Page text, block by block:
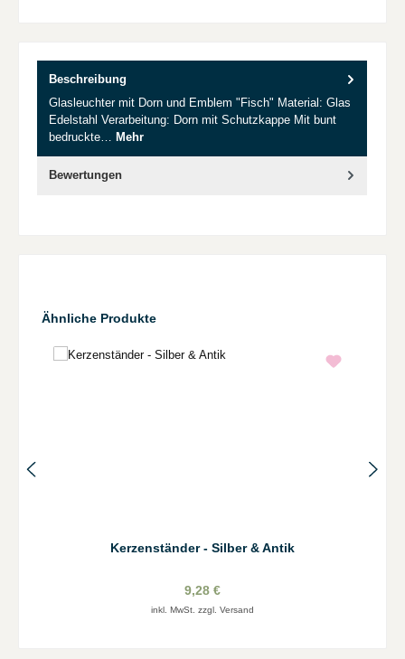
Beschreibung
Glasleuchter mit Dorn und Emblem "Fisch" Material: Glas
Edelstahl Verarbeitung: Dorn mit Schutzkappe Mit bunt
bedruckte… Mehr
Bewertungen
Produktgalerie überspringen
Ähnliche Produkte
Kerzenständer - Silber & Antik
9,28 €
inkl. MwSt. zzgl. Versand